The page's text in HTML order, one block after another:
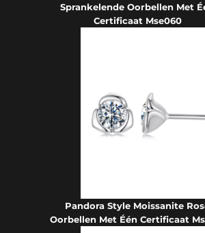
Sprankelende Oorbellen Met
Certificaat Mse060
Pandora Style Moissanite
Oorbellen Met Één Certificaat